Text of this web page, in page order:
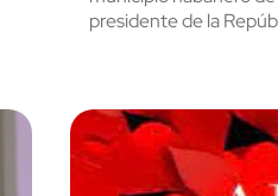
presidente de la